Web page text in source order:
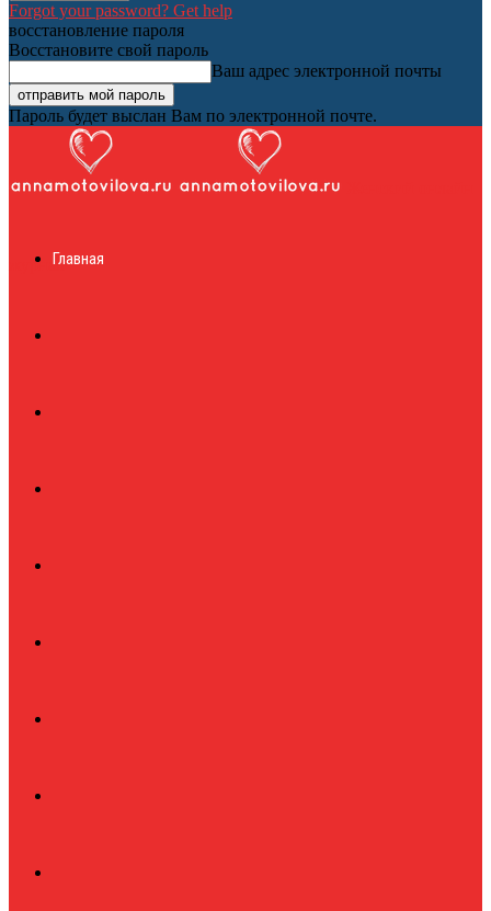
Forgot your password? Get help
восстановление пароля
Восстановите свой пароль
Ваш адрес электронной почты
Пароль будет выслан Вам по электронной почте.
журналГлавная